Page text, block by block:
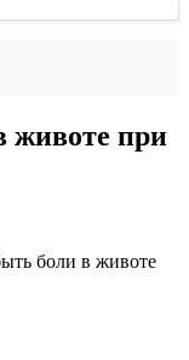
животе при